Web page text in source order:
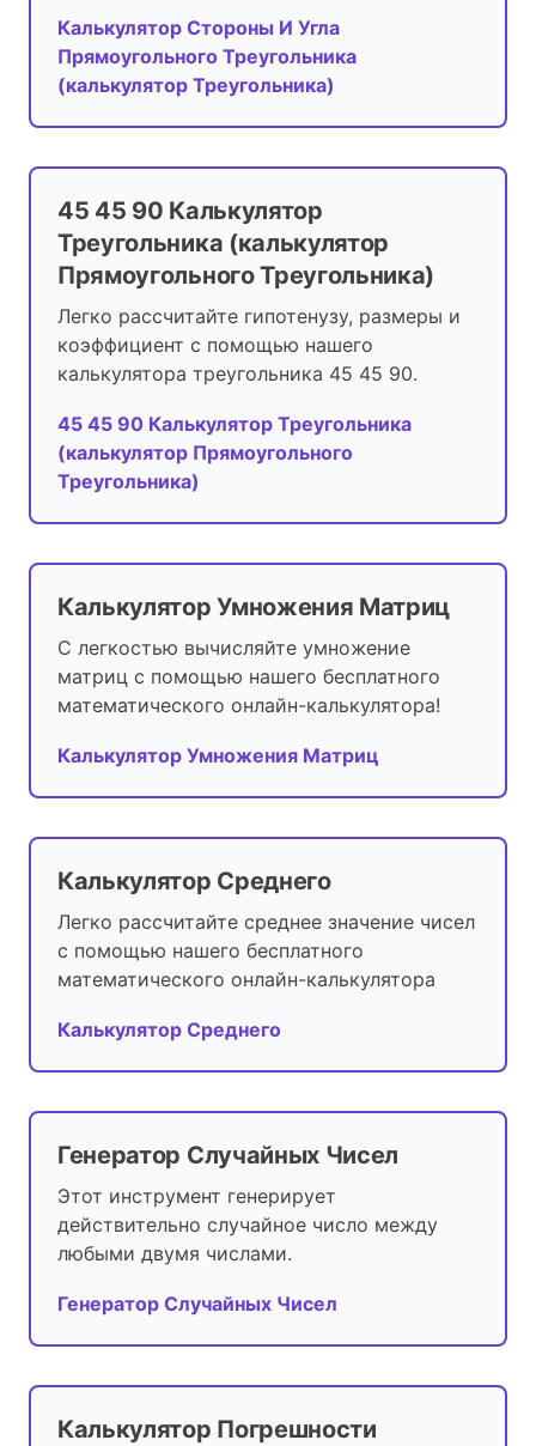
Калькулятор Стороны И Угла
Прямоугольного Треугольника
(калькулятор Треугольника)
45 45 90 Калькулятор
Треугольника (калькулятор
Прямоугольного Треугольника)
Легко рассчитайте гипотенузу, размеры и
коэффициент с помощью нашего
калькулятора треугольника 45 45 90.
45 45 90 Калькулятор Треугольника
(калькулятор Прямоугольного
Треугольника)
Калькулятор Умножения Матриц
С легкостью вычисляйте умножение
матриц с помощью нашего бесплатного
математического онлайн-калькулятора!
Калькулятор Умножения Матриц
Калькулятор Среднего
Легко рассчитайте среднее значение чисел
с помощью нашего бесплатного
математического онлайн-калькулятора
Калькулятор Среднего
Генератор Случайных Чисел
Этот инструмент генерирует
действительно случайное число между
любыми двумя числами.
Генератор Случайных Чисел
Калькулятор Погрешности